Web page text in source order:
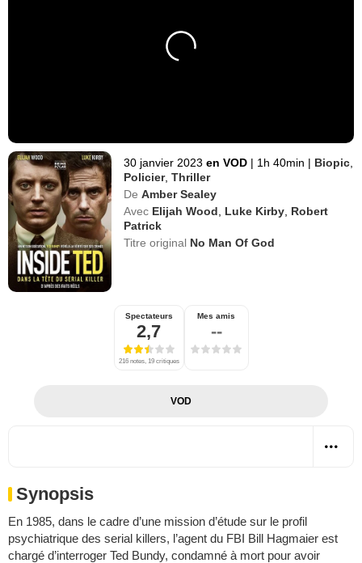
30 janvier 2023 en VOD | 1h 40min | Biopic
Policier,Thriller
De Amber Sealey
Avec Elijah Wood Luke Kirby Robert
Patrick
Titre original No Man Of God
Spectateurs
2,7
216 notes, 19 critiques
Mes amis
--
VOD
Synopsis
En 1985, dans le cadre d’une mission d’étude sur le profil
psychiatrique des serial killers, l’agent du FBI Bill Hagmaier est
chargé d’interroger Ted Bundy, condamné à mort pour avoir